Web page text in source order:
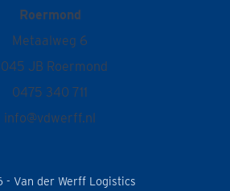
Roermond
Metaalweg 6
JB Roermond
0475 340 711
info@vdwerff.nl
- Van der Werff Logistics